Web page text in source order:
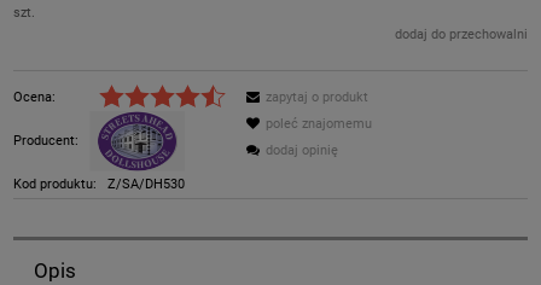
szt.
dodaj do przechowalni
Ocena:
Producent:
Kod produktu: Z/SA/DH530
zapytaj o produkt
poleć znajomemu
dodaj opinię
Opis